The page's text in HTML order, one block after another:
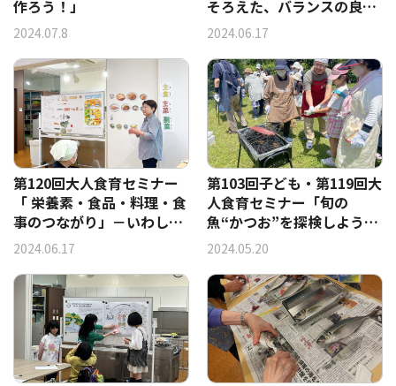
作ろう！」
2024.07.8
そろえた、バランスの良い
食事作り―いわしの手開き
2024.06.17
第120回大人食育セミナー
「 栄養素・食品・料理・食
事のつながり」－いわしの
手開き実習
2024.06.17
第103回子ども・第119回大
人食育セミナー「旬の
魚“かつお”を探検しよう！
－かつおの藁焼き体験 」
2024.05.20